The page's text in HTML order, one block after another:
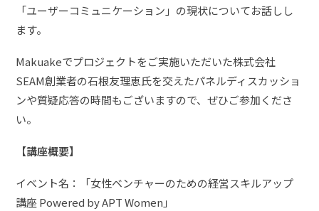
「ユーザーコミュニケーション」の現状についてお話しし
ます。
Makuakeでプロジェクトをご実施いただいた株式会社
SEAM創業者の石根友理恵氏を交えたパネルディスカッショ
ンや質疑応答の時間もございますので、ぜひご参加くださ
い。
【講座概要】
イベント名：「女性ベンチャーのための経営スキルアップ
講座 Powered by APT Women」